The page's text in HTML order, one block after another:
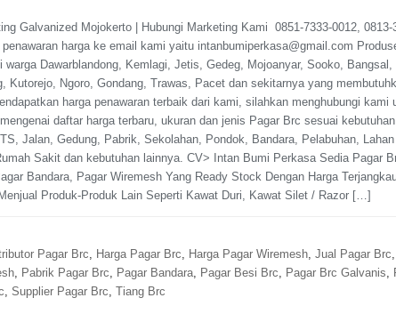
Galvanized Mojokerto | Hubungi Marketing Kami 0851-7333-0012, 0813-
harga ke email kami yaitu intanbumiperkasa@gmail.com
Dawarblandong, Kemlagi, Jetis, Gedeg, Mojoanyar, Sooko, Bangsal,
Kutorejo, Ngoro, Gondang, Trawas, Pacet dan sekitarnya yang
harga penawaran terbaik dari kami, silahkan menghubungi kami
daftar harga terbaru, ukuran dan jenis Pagar Brc sesuai
Jalan, Gedung, Pabrik, Sekolahan, Pondok, Bandara, Pelabuhan,
Sakit dan kebutuhan lainnya. CV> Intan Bumi Perkasa Sedia Pagar
Bandara, Pagar Wiremesh Yang Ready Stock Dengan Harga
Produk-Produk Lain Seperti Kawat Duri, Kawat Silet / Razor […]
Pagar Brc Harga Pagar Brc Harga Pagar Wiremesh Jual Pagar Brc
Pabrik Pagar Brc Pagar Bandara Pagar Besi Brc Pagar Brc Galvanis
Supplier Pagar Brc Tiang Brc